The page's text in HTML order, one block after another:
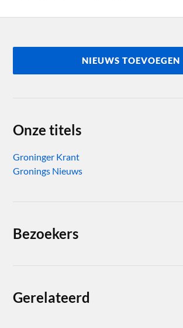
NIEUWS TOEVOEGEN
Onze titels
Groninger Krant
Gronings Nieuws
Bezoekers
Gerelateerd